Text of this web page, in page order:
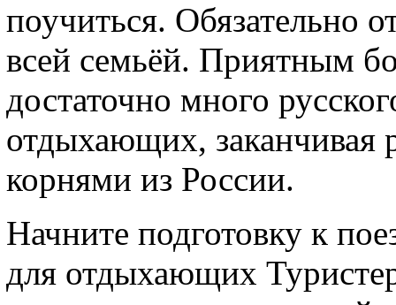
поучиться. Обязательно
всей семьёй. Приятным
достаточно много
отдыхающих, заканчивая
корнями из России.
Начните подготовку к
для отдыхающих